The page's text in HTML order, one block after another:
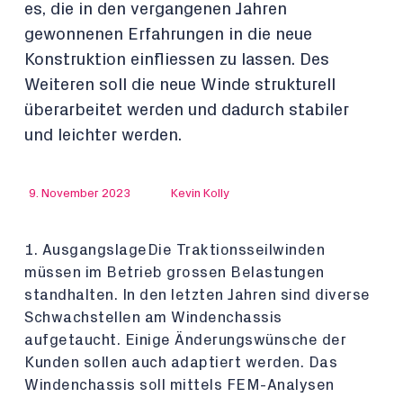
es, die in den vergangenen Jahren
gewonnenen Erfahrungen in die neue
Konstruktion einfliessen zu lassen. Des
Weiteren soll die neue Winde strukturell
überarbeitet werden und dadurch stabiler
und leichter werden.
9. November 2023 Kevin Kolly
1. AusgangslageDie Traktionsseilwinden
müssen im Betrieb grossen Belastungen
standhalten. In den letzten Jahren sind diverse
Schwachstellen am Windenchassis
aufgetaucht. Einige Änderungswünsche der
Kunden sollen auch adaptiert werden. Das
Windenchassis soll mittels FEM-Analysen